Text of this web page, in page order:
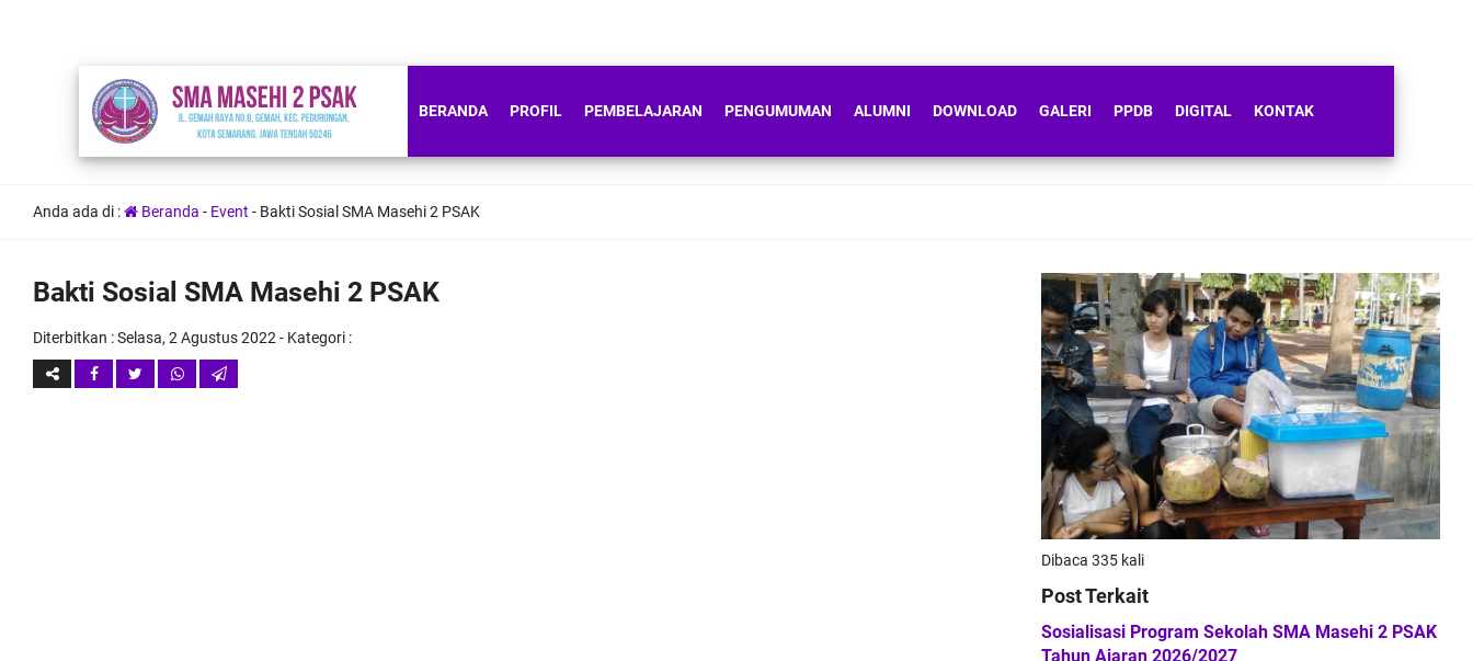
BERANDA PROFIL PEMBELAJARAN PENGUMUMAN ALUMNI DOWNLOAD GALERI PPDB DIGITAL KONTAK
Anda ada di : Beranda - Event - Bakti Sosial SMA Masehi 2 PSAK
Bakti Sosial SMA Masehi 2 PSAK
Diterbitkan :Selasa, 2 Agustus 2022 - Kategori :
Dibaca 335 kali
Post Terkait
Sosialisasi Program Sekolah SMA Masehi 2 PSAK
Tahun Ajaran 2026/2027